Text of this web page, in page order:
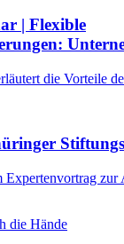
| Flexible
die Vorteile
zur